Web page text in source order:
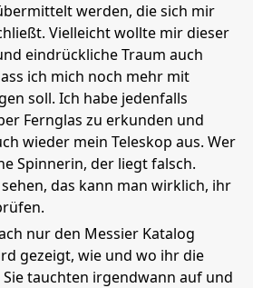
werden, die sich mir
Vielleicht wollte mir dieser
eindrückliche Traum auch
ich mich noch mehr mit
soll. Ich habe jedenfalls
Fernglas zu erkunden und
wieder mein Teleskop aus. Wer
Spinnerin, der liegt falsch.
sehen, das kann man wirklich, ihr
nur den Messier Katalog
gezeigt, wie und wo ihr die
tauchten irgendwann auf und